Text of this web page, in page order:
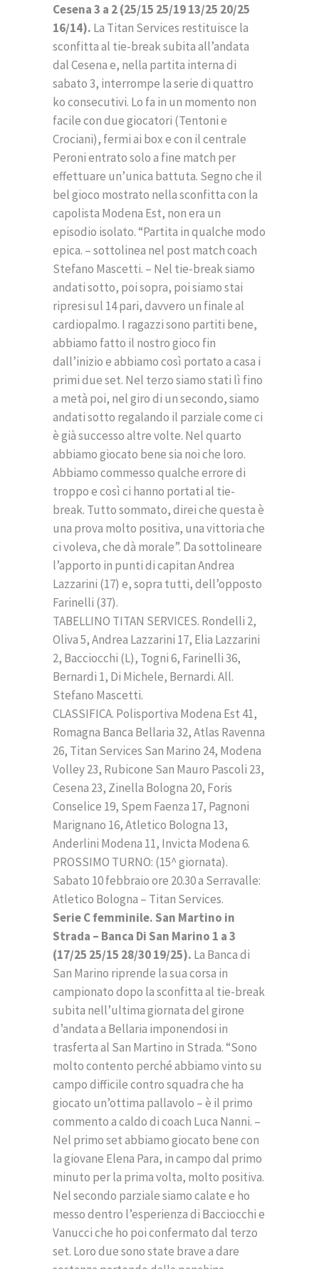
Cesena 3 a 2 (25/15 25/19 13/25 20/25
16/14). La Titan Services restituisce la
sconfitta al tie-break subita all’andata
dal Cesena e, nella partita interna di
sabato 3, interrompe la serie di quattro
ko consecutivi. Lo fa in un momento non
facile con due giocatori (Tentoni e
Crociani), fermi ai box e con il centrale
Peroni entrato solo a fine match per
effettuare un’unica battuta. Segno che il
bel gioco mostrato nella sconfitta con la
capolista Modena Est, non era un
episodio isolato. “Partita in qualche modo
epica. – sottolinea nel post match coach
Stefano Mascetti. – Nel tie-break siamo
andati sotto, poi sopra, poi siamo stai
ripresi sul 14 pari, davvero un finale al
cardiopalmo. I ragazzi sono partiti bene,
abbiamo fatto il nostro gioco fin
dall’inizio e abbiamo così portato a casa i
primi due set. Nel terzo siamo stati lì fino
a metà poi, nel giro di un secondo, siamo
andati sotto regalando il parziale come ci
è già successo altre volte. Nel quarto
abbiamo giocato bene sia noi che loro.
Abbiamo commesso qualche errore di
troppo e così ci hanno portati al tie-
break. Tutto sommato, direi che questa è
una prova molto positiva, una vittoria che
ci voleva, che dà morale”. Da sottolineare
l’apporto in punti di capitan Andrea
Lazzarini (17) e, sopra tutti, dell’opposto
Farinelli (37).
TABELLINO TITAN SERVICES. Rondelli 2,
Oliva 5, Andrea Lazzarini 17, Elia Lazzarini
2, Bacciocchi (L), Togni 6, Farinelli 36,
Bernardi 1, Di Michele, Bernardi. All.
Stefano Mascetti.
CLASSIFICA. Polisportiva Modena Est 41,
Romagna Banca Bellaria 32, Atlas Ravenna
26, Titan Services San Marino 24, Modena
Volley 23, Rubicone San Mauro Pascoli 23,
Cesena 23, Zinella Bologna 20, Foris
Conselice 19, Spem Faenza 17, Pagnoni
Marignano 16, Atletico Bologna 13,
Anderlini Modena 11, Invicta Modena 6.
PROSSIMO TURNO: (15^ giornata).
Sabato 10 febbraio ore 20.30 a Serravalle:
Atletico Bologna – Titan Services.
Serie C femminile. San Martino in
Strada – Banca Di San Marino 1 a 3
(17/25 25/15 28/30 19/25). La Banca di
San Marino riprende la sua corsa in
campionato dopo la sconfitta al tie-break
subita nell’ultima giornata del girone
d’andata a Bellaria imponendosi in
trasferta al San Martino in Strada. “Sono
molto contento perché abbiamo vinto su
campo difficile contro squadra che ha
giocato un’ottima pallavolo – è il primo
commento a caldo di coach Luca Nanni. –
Nel primo set abbiamo giocato bene con
la giovane Elena Para, in campo dal primo
minuto per la prima volta, molto positiva.
Nel secondo parziale siamo calate e ho
messo dentro l’esperienza di Bacciocchi e
Vanucci che ho poi confermato dal terzo
set. Loro due sono state brave a dare